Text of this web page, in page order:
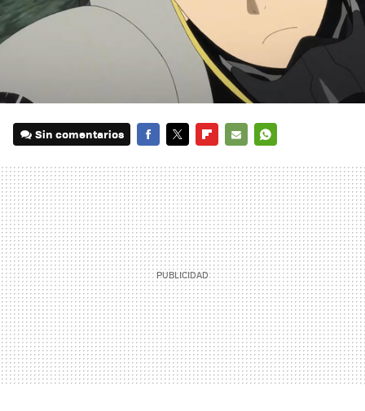
Sin comentarios
MAIL